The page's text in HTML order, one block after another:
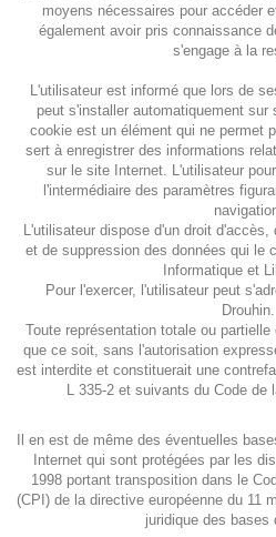
moyens nécessaires pour accéder
également avoir pris connaissance
s'engage à la
L'utilisateur est informé que lors de
peut s'installer automatiquement sur
cookie est un élément qui ne permet
sert à enregistrer des informations
sur le site Internet. L'utilisateur
l'intermédiaire des paramètres
L'utilisateur dispose d'un droit
et de suppression des données qui le
Informatique et
Pour l'exercer, l'utilisateur peut
Drouhin.
Toute représentation totale ou
que ce soit, sans l'autorisation
est interdite et constituerait une
L 335-2 et suivants du Code de
Il en est de même des éventuelles
Internet qui sont protégées par les
1998 portant transposition dans le
(CPI) de la directive européenne du 11
juridique des bases